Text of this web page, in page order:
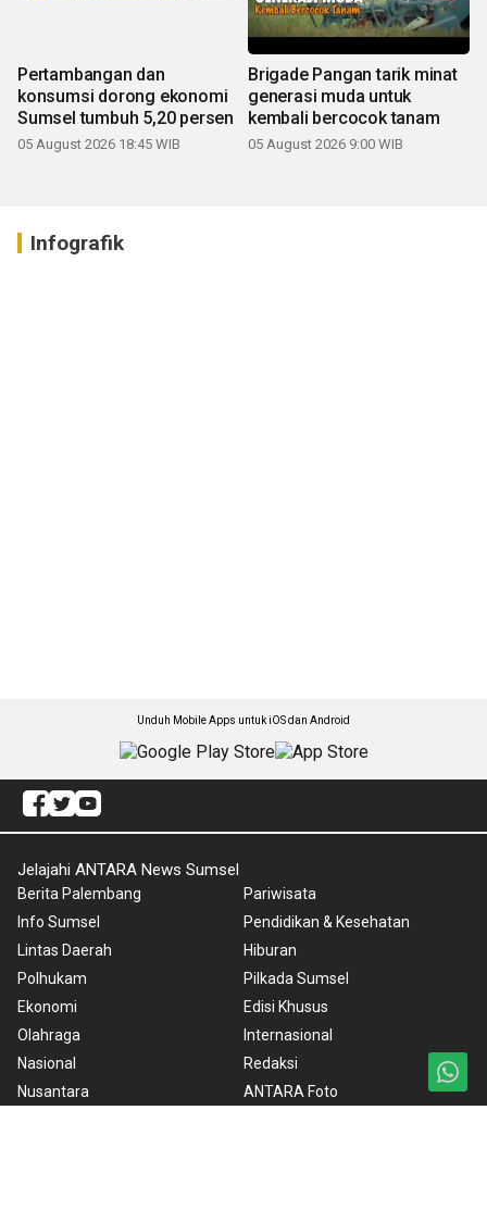
Pertambangan dan
konsumsi dorong ekonomi
Sumsel tumbuh 5,20 persen
05 August 2026 18:45 WIB
Brigade Pangan tarik minat
generasi muda untuk
kembali bercocok tanam
05 August 2026 9:00 WIB
Infografik
Unduh Mobile Apps untuk iOS dan Android
Jelajahi ANTARA News Sumsel
Berita Palembang
Info Sumsel
Lintas Daerah
Polhukam
Ekonomi
Olahraga
Nasional
Nusantara
Pariwisata
Pendidikan & Kesehatan
Hiburan
Pilkada Sumsel
Edisi Khusus
Internasional
Redaksi
ANTARA Foto